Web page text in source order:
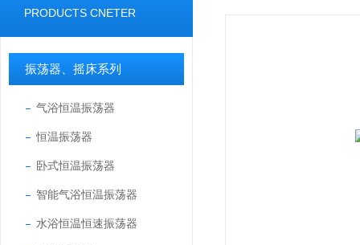
PRODUCTS CNETER
振荡器、摇床系列
气浴恒温振荡器
恒温振荡器
卧式恒温振荡器
智能气浴恒温振荡器
水浴恒温恒速振荡器